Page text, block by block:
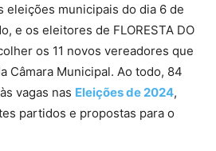
eleições municipais do dia 6 de
e os eleitores de FLORESTA DO
os 11 novos vereadores que
Câmara Municipal. Ao todo, 84
vagas nas Eleições de 2024,
partidos e propostas para o